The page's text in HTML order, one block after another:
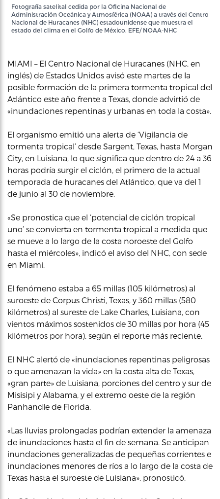
Fotografía satelital cedida por la Oficina Nacional de
Administración Oceánica y Atmosférica (NOAA) a través del Centro
Nacional de Huracanes (NHC) estadounidense que muestra el
estado del clima en el Golfo de México. EFE/ NOAA-NHC
MIAMI – El Centro Nacional de Huracanes (NHC, en
inglés) de Estados Unidos avisó este martes de la
posible formación de la primera tormenta tropical del
Atlántico este año frente a Texas, donde advirtió de
«inundaciones repentinas y urbanas en toda la costa».
El organismo emitió una alerta de ‘Vigilancia de
tormenta tropical’ desde Sargent, Texas, hasta Morgan
City, en Luisiana, lo que significa que dentro de 24 a 36
horas podría surgir el ciclón, el primero de la actual
temporada de huracanes del Atlántico, que va del 1
de junio al 30 de noviembre.
«Se pronostica que el ‘potencial de ciclón tropical
uno’ se convierta en tormenta tropical a medida que
se mueve a lo largo de la costa noroeste del Golfo
hasta el miércoles», indicó el aviso del NHC, con sede
en Miami.
El fenómeno estaba a 65 millas (105 kilómetros) al
suroeste de Corpus Christi, Texas, y 360 millas (580
kilómetros) al sureste de Lake Charles, Luisiana, con
vientos máximos sostenidos de 30 millas por hora (45
kilómetros por hora), según el reporte más reciente.
El NHC alertó de «inundaciones repentinas peligrosas
o que amenazan la vida» en la costa alta de Texas,
«gran parte» de Luisiana, porciones del centro y sur de
Misisipi y Alabama, y el extremo oeste de la región
Panhandle de Florida.
«Las lluvias prolongadas podrían extender la amenaza
de inundaciones hasta el fin de semana. Se anticipan
inundaciones generalizadas de pequeñas corrientes e
inundaciones menores de ríos a lo largo de la costa de
Texas hasta el suroeste de Luisiana», pronosticó.